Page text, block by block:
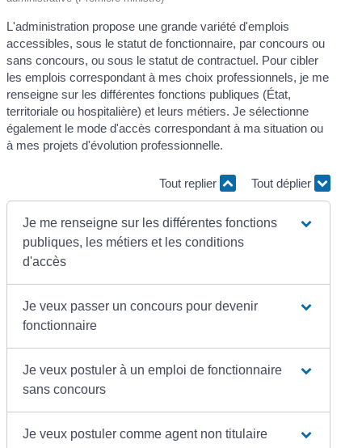
L'administration propose une grande variété d'emplois
accessibles, sous le statut de fonctionnaire, par concours ou
sans concours, ou sous le statut de contractuel. Pour cibler
les emplois correspondant à mes choix professionnels, je me
renseigne sur les différentes fonctions publiques (État,
territoriale ou hospitalière) et leurs métiers. Je sélectionne
également le mode d'accès correspondant à ma situation ou
à mes projets d'évolution professionnelle.
Tout replier Tout déplier
Je me renseigne sur les différentes fonctions
publiques, les métiers et les conditions
d'accès
Je veux passer un concours pour devenir
fonctionnaire
Je veux postuler à un emploi de fonctionnaire
sans concours
Je veux postuler comme agent non titulaire